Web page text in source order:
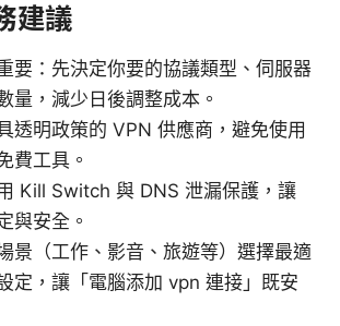
建議
要：先決定你要的協議類型、伺服器
量，減少日後調整成本。
透明政策的 VPN 供應商，避免使用
費工具。
Kill Switch 與 DNS 泄漏保護，讓
與安全。
景（工作、影音、旅遊等）選擇最適
定，讓「電腦添加 vpn 連接」既安